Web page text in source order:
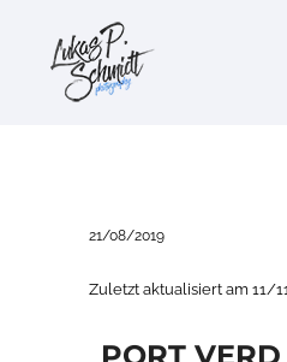
21/08/2019
Zuletzt aktualisiert am 11/